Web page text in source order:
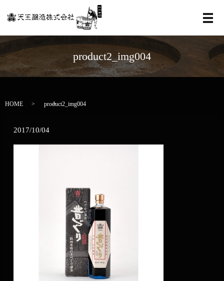
メ
product2_img004
HOME product2_img004
2017/10/04